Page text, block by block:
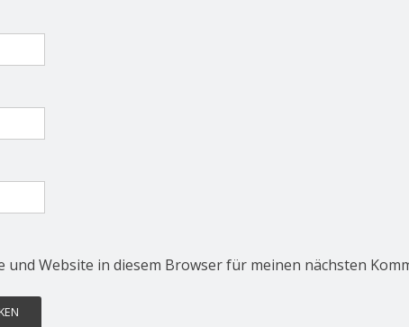
und Website in diesem Browser für meinen nächsten